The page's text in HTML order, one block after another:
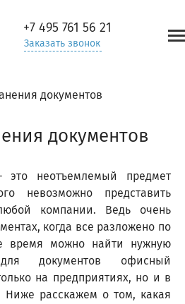
+7 495761 56 21
Заказать звонок
документов
документов
неотъемлемый предмет
невозможно представить
компании. Ведь очень
когда все разложено по
время можно найти нужную
документов офисный
на предприятиях, но и в
Ниже расскажем о том, какая